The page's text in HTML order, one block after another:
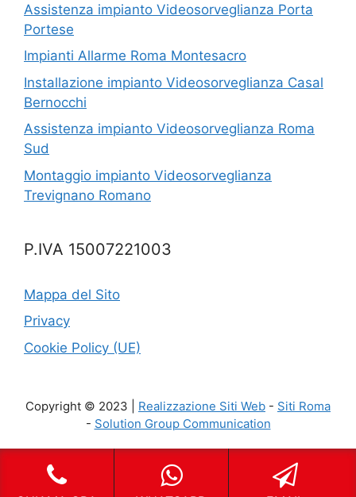
Assistenza impianto Videosorveglianza Porta
Portese
Impianti Allarme Roma Montesacro
Installazione impianto Videosorveglianza Casal
Bernocchi
Assistenza impianto Videosorveglianza Roma
Sud
Montaggio impianto Videosorveglianza
Trevignano Romano
P.IVA 15007221003
Mappa del Sito
Privacy
Cookie Policy (UE)
Copyright © 2023 | Realizzazione Siti Web - Siti Roma
- Solution Group Communication